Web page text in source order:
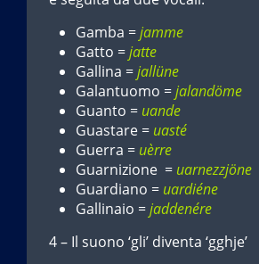
Gamba =jamme
Gatto =jatte
Gallina =jallüne
Galantuomo =jalandöme
Guanto = uande
Guastare = uasté
Guerra = uèrre
Guarnizione = uarnezzjöne
Guardiano = uardiéne
Gallinaio =jaddenére
4 – Il suono ‘gli’ diventa ‘gghje’